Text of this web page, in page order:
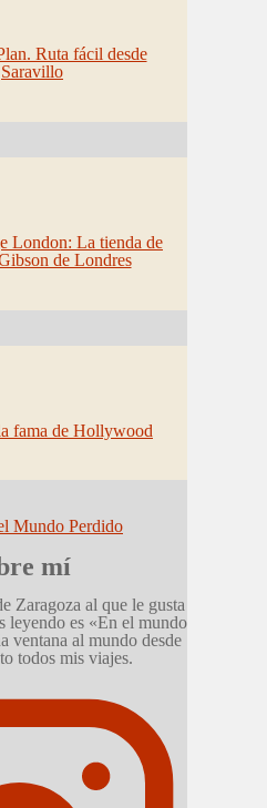
Ruta fácil desde
Saravillo
London: La tienda de
de Londres
fama de Hollywood
mí
Zaragoza al que le gusta
leyendo es «En el mundo
ventana al mundo desde
todos mis viajes.